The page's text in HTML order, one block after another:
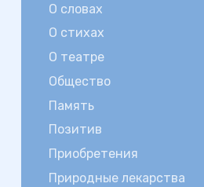
О словах
О стихах
О театре
Общество
Память
Позитив
Приобретения
Природные лекарства